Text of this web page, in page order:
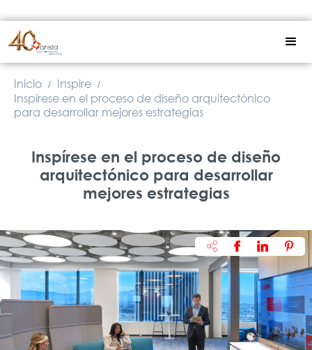
Inicio / Inspire /
Inspírese en el proceso de diseño arquitectónico
para desarrollar mejores estrategias
Inspírese en el proceso de diseño
arquitectónico para desarrollar
mejores estrategias